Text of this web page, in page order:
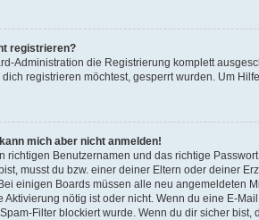
registrieren?
Administration die Registrierung komplett
registrieren möchtest, gesperrt wurden. Um
mich aber nicht anmelden!
richtigen Benutzernamen und das richtige
musst du bzw. einer deiner Eltern oder deiner
einigen Boards müssen alle neu angemeldeten
Aktivierung nötig ist oder nicht. Wenn du eine E-
Filter blockiert wurde. Wenn du dir sicher